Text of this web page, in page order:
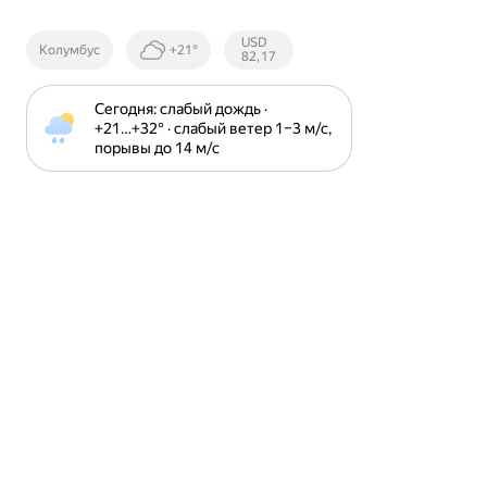
Колумбус +21°
Курсы ЦБ
РФ
USD
82,17
Сегодня: слабый дождь ·
+21⁠…⁠+32⁠° · слабый ветер 1⁠–⁠3 м⁠/⁠с,
порывы до 14 м⁠/⁠с